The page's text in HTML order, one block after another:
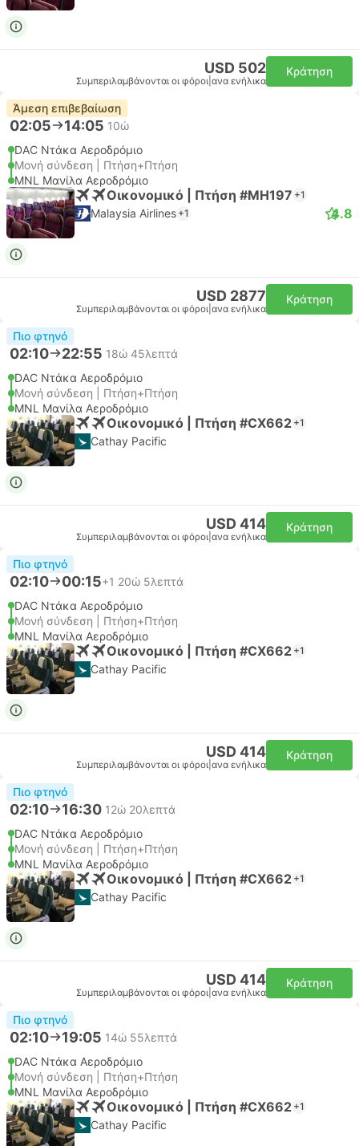
USD 502
Συμπεριλαμβάνονται οι φόροι ανα ενήλικα
Κράτηση
Άμεση επιβεβαίωση
02:05 14:05 10ώ
DAC Ντάκα Αεροδρόμιο
Μονή σύνδεση | Πτήση+Πτήση
MNL Μανίλα Αεροδρόμιο
Οικονομικό | Πτήση #MH197 +1
Malaysia Airlines +1 4.8
USD 2877
Συμπεριλαμβάνονται οι φόροι ανα ενήλικα
Κράτηση
Πιο φτηνό
02:10 22:55 18ώ 45λεπτά
DAC Ντάκα Αεροδρόμιο
Μονή σύνδεση | Πτήση+Πτήση
MNL Μανίλα Αεροδρόμιο
Οικονομικό | Πτήση #CX662 +1
Cathay Pacific
USD 414
Συμπεριλαμβάνονται οι φόροι ανα ενήλικα
Κράτηση
Πιο φτηνό
02:10 00:15+1 20ώ 5λεπτά
DAC Ντάκα Αεροδρόμιο
Μονή σύνδεση | Πτήση+Πτήση
MNL Μανίλα Αεροδρόμιο
Οικονομικό | Πτήση #CX662 +1
Cathay Pacific
USD 414
Συμπεριλαμβάνονται οι φόροι ανα ενήλικα
Κράτηση
Πιο φτηνό
02:10 16:30 12ώ 20λεπτά
DAC Ντάκα Αεροδρόμιο
Μονή σύνδεση | Πτήση+Πτήση
MNL Μανίλα Αεροδρόμιο
Οικονομικό | Πτήση #CX662 +1
Cathay Pacific
USD 414
Συμπεριλαμβάνονται οι φόροι ανα ενήλικα
Κράτηση
Πιο φτηνό
02:10 19:05 14ώ 55λεπτά
DAC Ντάκα Αεροδρόμιο
Μονή σύνδεση | Πτήση+Πτήση
MNL Μανίλα Αεροδρόμιο
Οικονομικό | Πτήση #CX662 +1
Cathay Pacific